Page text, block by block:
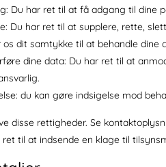
Du har ret til at få adgang til dine
Du har ret til at supplere, rette,
os dit samtykke til at behandle
dine data: Du har ret til at
du kan gøre indsigelse mod
disse rettigheder. Se
til at indsende en klage til